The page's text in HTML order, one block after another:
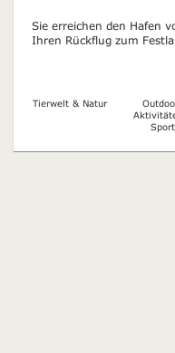
Sie erreichen den Hafen
Ihren Rückflug zum
Tierwelt & Natur
Sport